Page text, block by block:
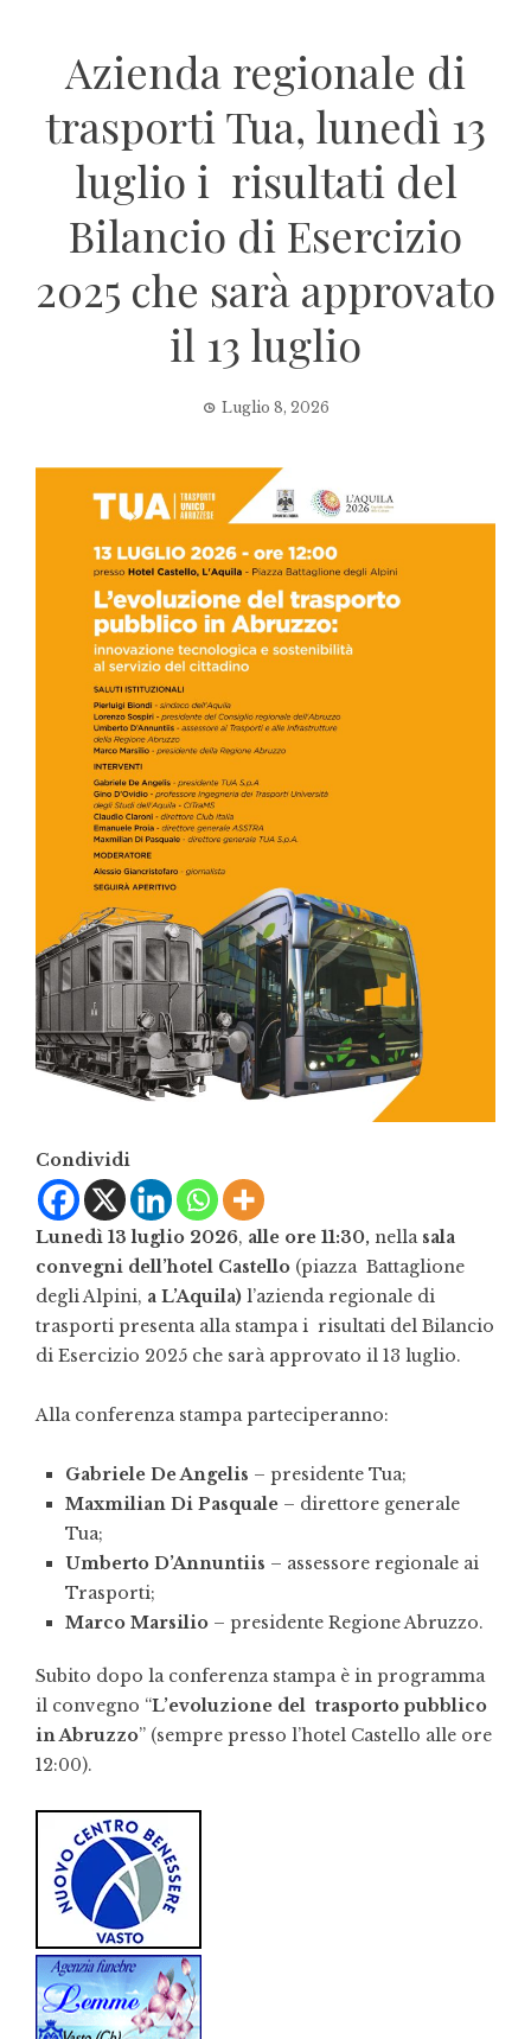
Azienda regionale di
trasporti Tua, lunedì 13
luglio i risultati del
Bilancio di Esercizio
2025 che sarà approvato
il 13 luglio
Luglio 8, 2026
Condividi
Lunedì 13 luglio 2026, alle ore 11:30, nella sala
convegni dell’hotel Castello (piazza Battaglione
degli Alpini, a L’Aquila) l’azienda regionale di
trasporti presenta alla stampa i risultati del Bilancio
di Esercizio 2025 che sarà approvato il 13 luglio.
Alla conferenza stampa parteciperanno:
Gabriele De Angelis – presidente Tua;
Maxmilian Di Pasquale – direttore generale
Tua;
Umberto D’Annuntiis – assessore regionale ai
Trasporti;
Marco Marsilio – presidente Regione Abruzzo.
Subito dopo la conferenza stampa è in programma
il convegno “L’evoluzione del trasporto pubblico
in Abruzzo” (sempre presso l’hotel Castello alle ore
12:00).